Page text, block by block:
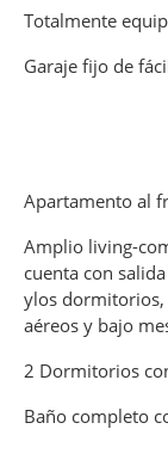
Totalmente
Garaje fijo de
Apartamento al
Amplio living-
cuenta con
ylos dormitorios,
aéreos y bajo
2 Dormitorios
Baño completo